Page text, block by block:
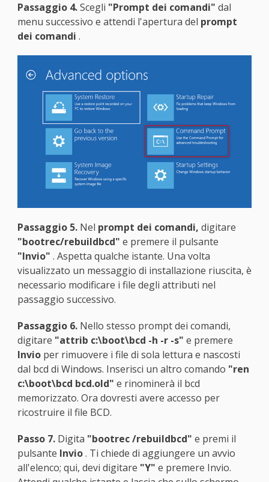
Passaggio 4.Scegli "Prompt dei comandi" dal
menu successivo e attendi l'apertura del prompt
dei comandi .
Passaggio 5.Nel prompt dei comandi, digitare
"bootrec/rebuildbcd" e premere il pulsante
"Invio" . Aspetta qualche istante. Una volta
visualizzato un messaggio di installazione riuscita, è
necessario modificare i file degli attributi nel
passaggio successivo.
Passaggio 6.Nello stesso prompt dei comandi,
digitare "attrib c:\boot\bcd -h -r -s" e premere
Invioper rimuovere i file di sola lettura e nascosti
dal bcd di Windows. Inserisci un altro comando "ren
c:\boot\bcd bcd.old" e rinominerà il bcd
memorizzato. Ora dovresti avere accesso per
ricostruire il file BCD.
Passo 7.Digita "bootrec /rebuildbcd" e premi il
pulsante Invio. Ti chiede di aggiungere un avvio
all'elenco; qui, devi digitare "Y" e premere Invio.